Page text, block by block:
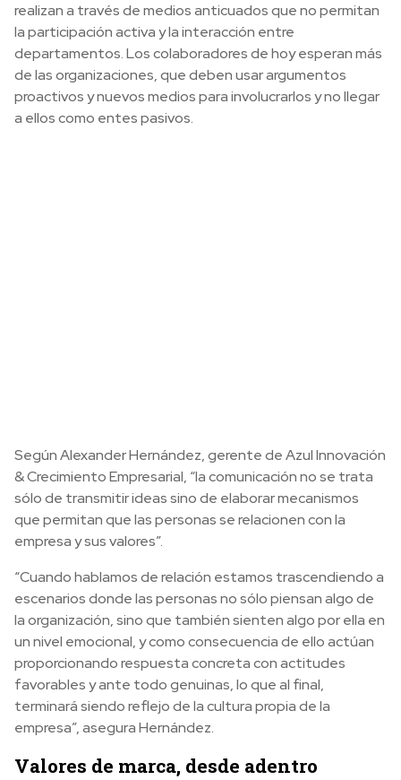
realizan a través de medios anticuados que no permitan
la participación activa y la interacción entre
departamentos. Los colaboradores de hoy esperan más
de las organizaciones, que deben usar argumentos
proactivos y nuevos medios para involucrarlos y no llegar
a ellos como entes pasivos.
Según Alexander Hernández, gerente de Azul Innovación
& Crecimiento Empresarial, “la comunicación no se trata
sólo de transmitir ideas sino de elaborar mecanismos
que permitan que las personas se relacionen con la
empresa y sus valores”.
“Cuando hablamos de relación estamos trascendiendo a
escenarios donde las personas no sólo piensan algo de
la organización, sino que también sienten algo por ella en
un nivel emocional, y como consecuencia de ello actúan
proporcionando respuesta concreta con actitudes
favorables y ante todo genuinas, lo que al final,
terminará siendo reflejo de la cultura propia de la
empresa”, asegura Hernández.
Valores de marca, desde adentro